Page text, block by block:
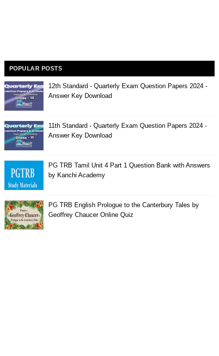
POPULAR POSTS
12th Standard - Quarterly Exam Question Papers 2024 -
Answer Key Download
11th Standard - Quarterly Exam Question Papers 2024 -
Answer Key Download
PG TRB Tamil Unit 4 Part 1 Question Bank with Answers
by Kanchi Academy
PG TRB English Prologue to the Canterbury Tales by
Geoffrey Chaucer Online Quiz